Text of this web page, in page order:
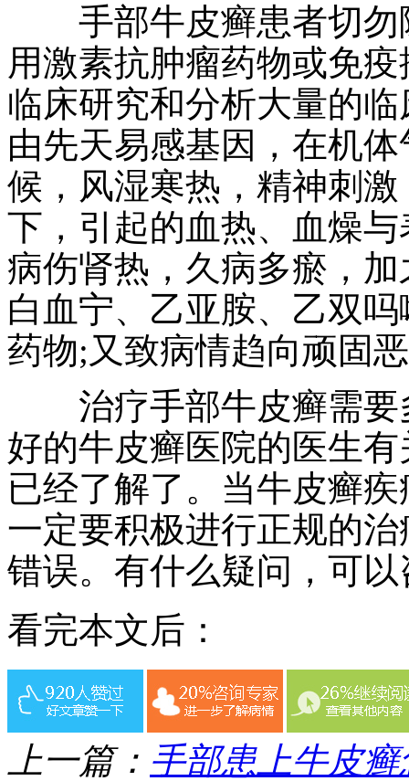
手部牛皮癣患者切勿
用激素抗肿瘤药物或免
临床研究和分析大量的
由先天易感基因，在机
候，风湿寒热，精神刺
下，引起的血热、血燥
病伤肾热，久病多瘀，
白血宁、乙亚胺、乙双
药物;又致病情趋向顽固
治疗手部牛皮癣需要
好的牛皮癣医院的医生
已经了解了。当牛皮癣
一定要积极进行正规的
错误。有什么疑问，可
看完本文后：
上一篇： 手部患上牛皮